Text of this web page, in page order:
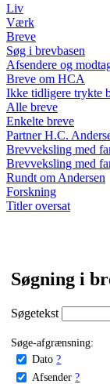
Liv
Værk
Breve
Søg i brevbasen
Afsendere og
Breve om HCA
Ikke tidligere trykte
Alle breve
Enkelte breve
Partner H.C.
Brevveksling med
Brevveksling med
Rundt om Andersen
Forskning
Titler oversat
Søgning i
Søgetekst
Søge-afgrænsning:
Dato ?
Afsender ?